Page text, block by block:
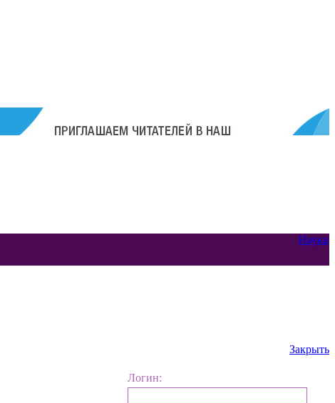
Наука
Закрыть
Логин: